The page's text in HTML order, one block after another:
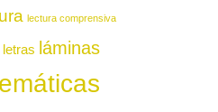
lectura comprensiva
letras láminas